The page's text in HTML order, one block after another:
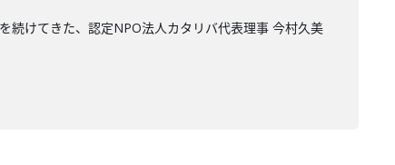
続けてきた、認定NPO法人カタリバ代表理事 今村久美